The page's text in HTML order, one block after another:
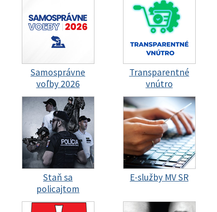
Samosprávne
voľby 2026
Transparentné
vnútro
Staň sa
policajtom
E-služby MV SR